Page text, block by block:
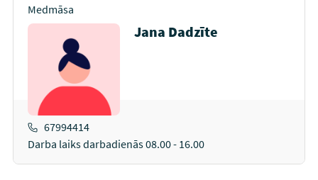
Medmāsa
Jana Dadzīte
67994414
Darba laiks darbadienās 08.00 - 16.00